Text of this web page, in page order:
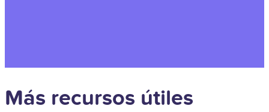
Más recursos útiles